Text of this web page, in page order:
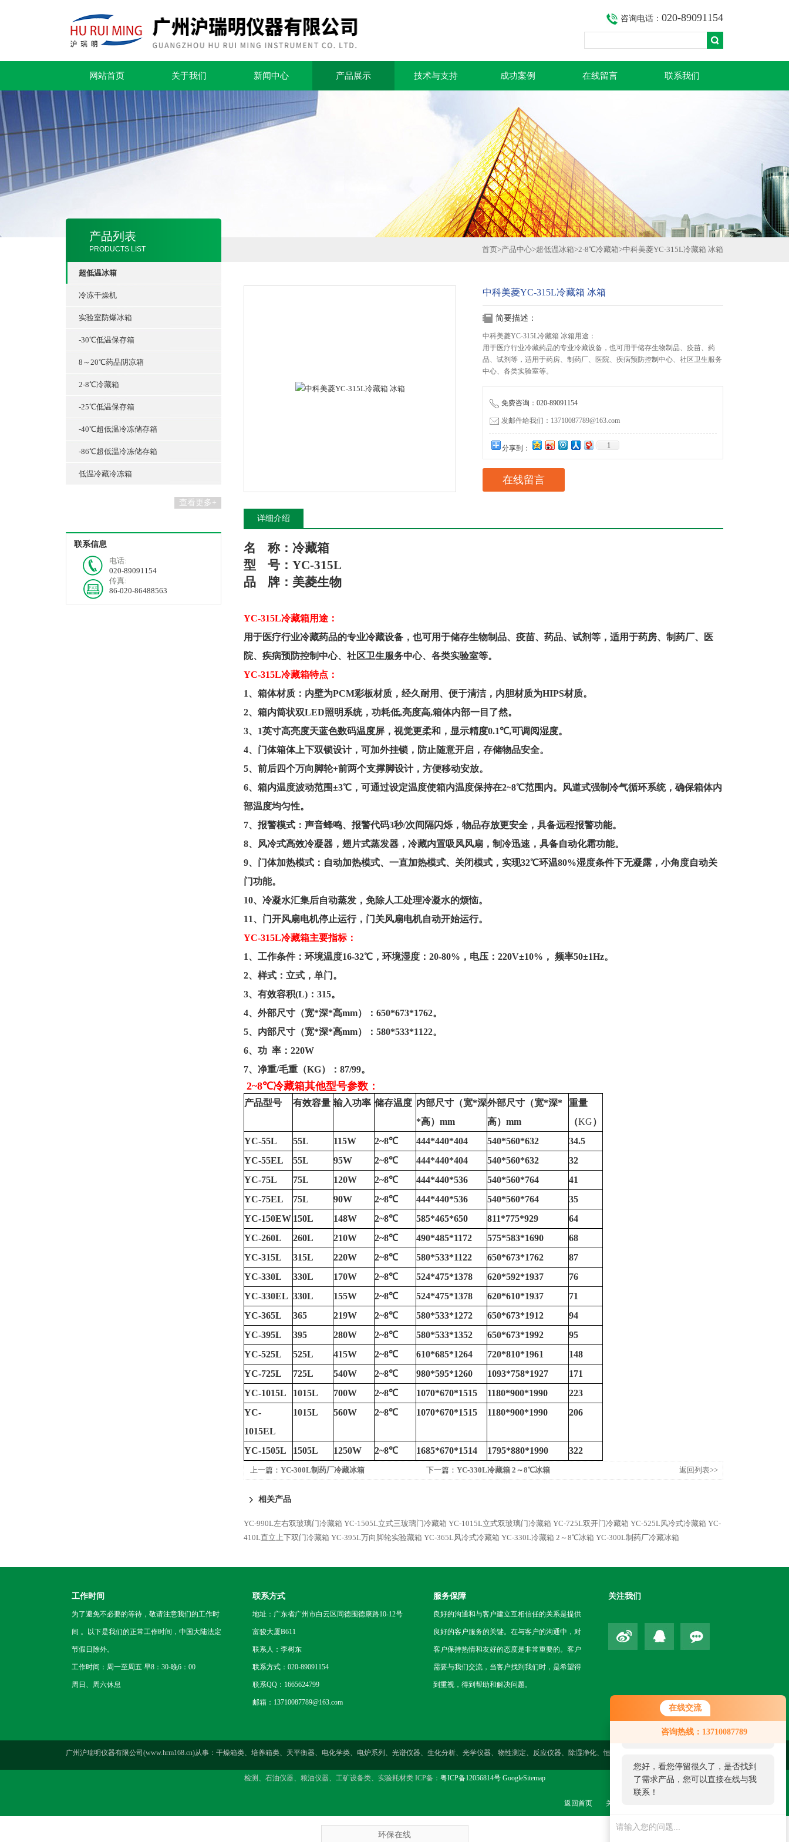
在线交流
咨询热线：13710087789
您好！欢迎前来咨询，很高兴为您
服务，请问您要咨询什么问题呢？
您好，看您停留很久了，是否找到
了需求产品，您可以直接在线与我
联系！
咨询电话： 020-89091154
网站首页 关于我们 新闻中心 产品展示 技术与支持 成功案例 在线留言 联系我们
产品列表
PRODUCTS LIST
超低温冰箱
冷冻干燥机
实验室防爆冰箱
-30℃低温保存箱
8～20℃药品阴凉箱
2-8℃冷藏箱
-25℃低温保存箱
-40℃超低温冷冻储存箱
-86℃超低温冷冻储存箱
低温冷藏冷冻箱
查看更多+
联系信息
电话:
020-89091154
传真:
86-020-86488563
首页>产品中心>超低温冰箱>2-8℃冷藏箱>中科美菱YC-315L冷藏箱 冰箱
中科美菱YC-315L冷藏箱 冰箱
简要描述：
中科美菱YC-315L冷藏箱 冰箱用途：
用于医疗行业冷藏药品的专业冷藏设备，也可用于储存生物制品、疫苗、药
品、试剂等，适用于药房、制药厂、医院、疾病预防控制中心、社区卫生服务
中心、各类实验室等。
免费咨询：020-89091154
发邮件给我们：13710087789@163.com
分享到： 1
在线留言
详细介绍
名 称： 冷藏箱
型
号： YC-315L
品
牌：美菱生物
YC-315L冷藏箱用途：
用于医疗行业冷藏药品的专业冷藏设备，也可用于储存生物制品、疫苗、药品、试剂等，适用于药房、制药厂、医
院、疾病预防控制中心、社区卫生服务中心、各类实验室等。
YC-315L冷藏箱特点 ：
1、箱体材质：内壁为PCM彩板材质，经久耐用、便于清洁，内胆材质为HIPS材质。
2、箱内筒状双LED照明系统，功耗低,亮度高,箱体内部一目了然。
3、 1英寸高亮度天蓝色数码温度屏，视觉更柔和，显示精度0.1℃,可调阅湿度。
4、门体箱体上下双锁设计，可加外挂锁，防止随意开启，存储物品安全。
5、前后四个万向脚轮+前两个支撑脚设计，方便移动安放。
6、箱内温度波动范围±3℃，可通过设定温度使箱内温度保持在2~8℃范围内。风道式强制冷气循环系统，确保箱体内
部温度均匀性。
7、报警模式：声音蜂鸣、报警代码3秒/次间隔闪烁，物品存放更安全，具备远程报警功能。
8、风冷式高效冷凝器，翅片式蒸发器，冷藏内置吸风风扇，制冷迅速，具备自动化霜功能。
9、门体加热模式：自动加热模式、一直加热模式、关闭模式，实现32℃环温80%湿度条件下无凝露，小角度自动关
门功能。
10、冷凝水汇集后自动蒸发，免除人工处理冷凝水的烦恼。
11、门开风扇电机停止运行，门关风扇电机自动开始运行。
YC-315L冷藏箱主要指标：
1、工作条件：环境温度16-32℃，环境湿度： 20-80% ，电压： 220V±10% ， 频率50±1Hz。
2、样式：立式，单门。
3、有效容积(L) ： 315。
4、外部尺寸（宽*深*高mm）： 650*673*1762。
5、内部尺寸（宽*深*高mm）： 580*533*1122。
6、功 率 ： 220W
7、净重/毛重（KG）： 87/99。
2~8℃冷藏箱其他型号参数 ：
产品型号 有效容量 输入功率 储存温度 内部尺寸（宽*深
*高） mm
外部尺寸（宽*深*
高） mm
重量
（KG）
YC-55L
55L 115W 2~8℃ 444*440*404 540*560*632
34.5
YC-55EL
55L 95W 2~8℃ 444*440*404 540*560*632
32
YC-75L
75L 120W 2~8℃ 444*440*536 540*560*764
41
YC-75EL
75L 90W 2~8℃ 444*440*536 540*560*764
35
YC-150EW 150L 148W 2~8℃ 585*465*650 811*775*929
64
YC-260L
260L 210W 2~8℃ 490*485*1172 575*583*1690
68
YC-315L
315L 220W 2~8℃ 580*533*1122 650*673*1762
87
YC-330L
330L 170W 2~8℃ 524*475*1378 620*592*1937
76
YC-330EL 330L 155W 2~8℃ 524*475*1378 620*610*1937
71
YC-365L
365 219W 2~8℃ 580*533*1272 650*673*1912
94
YC-395L
395 280W 2~8℃ 580*533*1352 650*673*1992
95
YC-525L
525L 415W 2~8℃ 610*685*1264 720*810*1961
148
YC-725L
725L 540W 2~8℃ 980*595*1260 1093*758*1927
171
YC-1015L
1015L 700W 2~8℃ 1070*670*1515 1180*900*1990
223
YC-
1015EL
1015L 560W 2~8℃ 1070*670*1515 1180*900*1990 206
YC-1505L 1505L 1250W 2~8℃ 1685*670*1514 1795*880*1990 322
上一篇： YC-300L制药厂冷藏冰箱 下一篇： YC-330L冷藏箱 2～8℃冰箱 返回列表>>
相关产品
YC-990L左右双玻璃门冷藏箱 YC-1505L立式三玻璃门冷藏箱 YC-1015L立式双玻璃门冷藏箱 YC-725L双开门冷藏箱 YC-525L风冷式冷藏箱 YC-
410L直立上下双门冷藏箱 YC-395L万向脚轮实验藏箱 YC-365L风冷式冷藏箱 YC-330L冷藏箱 2～8℃冰箱 YC-300L制药厂冷藏冰箱
工作时间
为了避免不必要的等待，敬请注意我们的工作时
间 。以下是我们的正常工作时间，中国大陆法定
节假日除外。
工作时间：周一至周五 早8：30-晚6：00
周日、周六休息
联系方式
地址：广东省广州市白云区同德围德康路10-12号
富骏大厦B611
联系人：李树东
联系方式：020-89091154
联系QQ：1665624799
邮箱：13710087789@163.com
服务保障
良好的沟通和与客户建立互相信任的关系是提供
良好的客户服务的关键。在与客户的沟通中，对
客户保持热情和友好的态度是非常重要的。客户
需要与我们交流，当客户找到我们时，是希望得
到重视，得到帮助和解决问题。
关注我们
广州沪瑞明仪器有限公司(www.hrm168.cn)从事：干燥箱类、培养箱类、天平衡器、电化学类、电炉系列、光谱仪器、生化分析、光学仪器、物性测定、反应仪器、除湿净化、恒温仪器、气体检测、药检仪器、环境
检测、石油仪器、粮油仪器、工矿设备类、实验耗材类 ICP备： 粤ICP备12056814号 GoogleSitemap
返回首页 关于我们
环保在线